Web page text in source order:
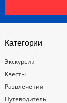
Категории
Экскурсии
Квесты
Развлечения
Путеводитель